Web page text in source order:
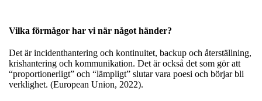
Vilka förmågor har vi när något händer?
Det är incidenthantering och kontinuitet, backup och återställning,
krishantering och kommunikation. Det är också det som gör att
“proportionerligt” och “lämpligt” slutar vara poesi och börjar bli
verklighet. (European Union, 2022).